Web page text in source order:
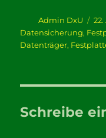
Autor
Admin DxU
am
Datensicherung,
Datenträger,
Schreibe